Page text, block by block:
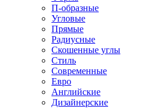
П-образные
Угловые
Прямые
Радиусные
Скошенные углы
Стиль
Современные
Евро
Английские
Дизайнерские